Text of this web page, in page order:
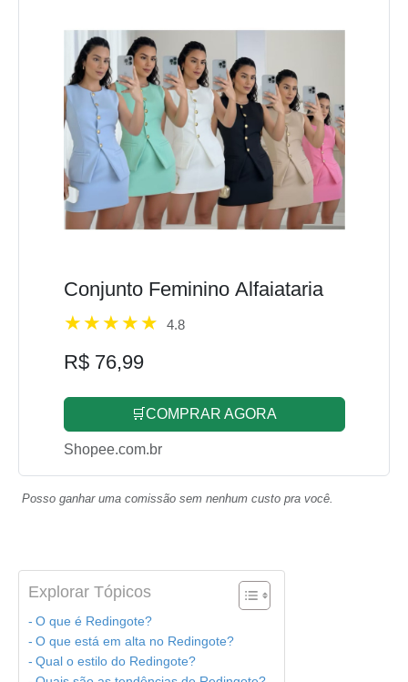
Conjunto Feminino Alfaiataria
4.8
R$ 76,99
🛒COMPRAR AGORA
Shopee.com.br
Posso ganhar uma comissão sem nenhum custo pra você.
Explorar Tópicos
O que é Redingote?
O que está em alta no Redingote?
Qual o estilo do Redingote?